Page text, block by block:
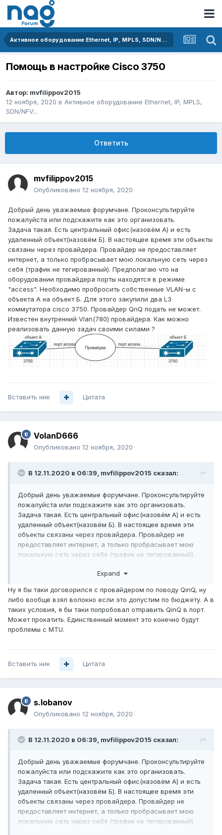
Активное оборудование Ethernet, IP, MPLS, SDN/NFV...
Помощь в настройке Cisco 3750
Автор: mvfilippov2015
12 ноября, 2020 в Активное оборудование Ethernet, IP, MPLS,
SDN/NFV...
Ответить
mvfilippov2015
Опубликовано 12 ноября, 2020
Добрый день уважаемые форумчане. Проконсультируйте
пожалуйста или подскажите как это организовать.
Задача такая. Есть центральный офис(назовём А) и есть
удаленный объект(назовём Б). В настоящее время эти объекты
связаны через провайдера. Провайдер не предоставляет
интернет, а только пробрасывает мою локальную сеть через
себя (трафик не тегированный). Предполагаю что на
оборудовании провайдера порты находятся в режиме
"access". Необходимо пробросить собственные VLAN-ы с
объекта А на объект Б. Для этого закупили два L3
коммутатора cisco 3750. Провайдер QnQ подать не может.
Известен внутренний Vlan(780) провайдера. Как можно
реализовать данную задач своими силами ?
Вставить ник Цитата
VolanD666
Опубликовано 12 ноября, 2020
В 12.11.2020 в 06:39, mvfilippov2015 сказал:
Добрый день уважаемые форумчане. Проконсультируйте
пожалуйста или подскажите как это организовать.
Задача такая. Есть центральный офис(назовём А) и есть
удаленный объект(назовём Б). В настоящее время эти
объекты связаны через провайдера. Провайдер не
предоставляет интернет, а только пробрасывает мою
локальную сеть через себя (трафик не тегированный).
находятся в режиме "access". Необходимо пробросить
закупили два L3 коммутатора cisco 3750. Провайдер
QnQ подать не может. Известен внутренний Vlan(780)
провайдера. Как можно реализовать данную задач
своими силами ?
Expand
Ну я бы таки договорился с провайдером по поводу QinQ, ну
либо вообще взял волокно если это допустим по бюджету. А в
таких условия, я бы таки попробовал отправить QinQ в порт.
Может прокатить. Единственный момент это конечно будут
проблемы с MTU.
Вставить ник Цитата
s.lobanov
Опубликовано 12 ноября, 2020
В 12.11.2020 в 06:39, mvfilippov2015 сказал:
Добрый день уважаемые форумчане. Проконсультируйте
пожалуйста или подскажите как это организовать.
Задача такая. Есть центральный офис(назовём А) и есть
удаленный объект(назовём Б). В настоящее время эти
объекты связаны через провайдера. Провайдер не
предоставляет интернет, а только пробрасывает мою
локальную сеть через себя (трафик не тегированный).